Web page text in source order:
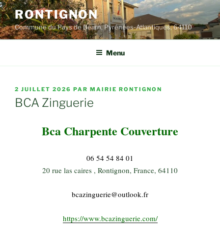
Aller
au
contenu
principal
RONTIGNON
Commune du Pays de Béarn, Pyrénées-Atlantiques, 64110
Menu
PUBLIÉ
LE
2 JUILLET 2026 PAR MAIRIE RONTIGNON
BCA Zinguerie
Bca Charpente Couverture
06 54 54 84 01
20 rue las caires , Rontignon, France, 64110
bcazinguerie@outlook.fr
https://www.bcazinguerie.com/